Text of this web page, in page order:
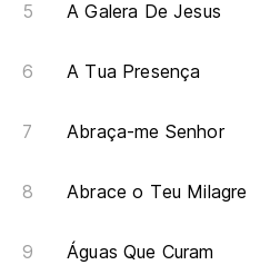
A Galera De Jesus
A Tua Presença
Abraça-me Senhor
Abrace o Teu Milagre
Águas Que Curam